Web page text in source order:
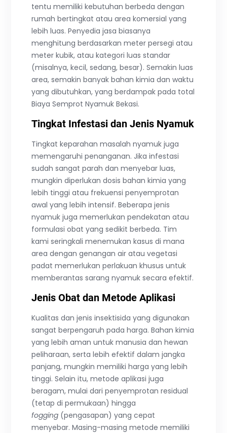
tentu memiliki kebutuhan berbeda dengan
rumah bertingkat atau area komersial yang
lebih luas. Penyedia jasa biasanya
menghitung berdasarkan meter persegi atau
meter kubik, atau kategori luas standar
(misalnya, kecil, sedang, besar). Semakin luas
area, semakin banyak bahan kimia dan waktu
yang dibutuhkan, yang berdampak pada total
Biaya Semprot Nyamuk Bekasi.
Tingkat Infestasi dan Jenis Nyamuk
Tingkat keparahan masalah nyamuk juga
memengaruhi penanganan. Jika infestasi
sudah sangat parah dan menyebar luas,
mungkin diperlukan dosis bahan kimia yang
lebih tinggi atau frekuensi penyemprotan
awal yang lebih intensif. Beberapa jenis
nyamuk juga memerlukan pendekatan atau
formulasi obat yang sedikit berbeda. Tim
kami seringkali menemukan kasus di mana
area dengan genangan air atau vegetasi
padat memerlukan perlakuan khusus untuk
memberantas sarang nyamuk secara efektif.
Jenis Obat dan Metode Aplikasi
Kualitas dan jenis insektisida yang digunakan
sangat berpengaruh pada harga. Bahan kimia
yang lebih aman untuk manusia dan hewan
peliharaan, serta lebih efektif dalam jangka
panjang, mungkin memiliki harga yang lebih
tinggi. Selain itu, metode aplikasi juga
beragam, mulai dari penyemprotan residual
(tetap di permukaan) hingga
fogging (pengasapan) yang cepat
menyebar. Masing-masing metode memiliki